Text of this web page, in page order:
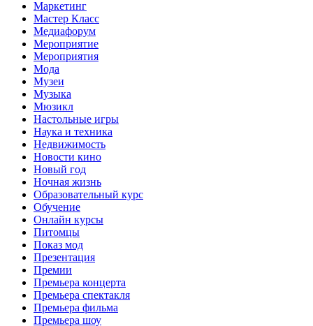
Маркетинг
Мастер Класс
Медиафорум
Мероприятие
Мероприятия
Мода
Музеи
Музыка
Мюзикл
Настольные игры
Наука и техника
Недвижимость
Новости кино
Новый год
Ночная жизнь
Образовательный курс
Обучение
Онлайн курсы
Питомцы
Показ мод
Презентация
Премии
Премьера концерта
Премьера спектакля
Премьера фильма
Премьера шоу